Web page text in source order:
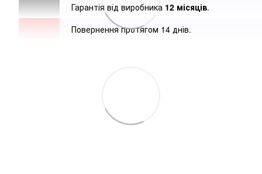
Гарантія від виробника 12 місяців.
Повернення протягом 14 днів.